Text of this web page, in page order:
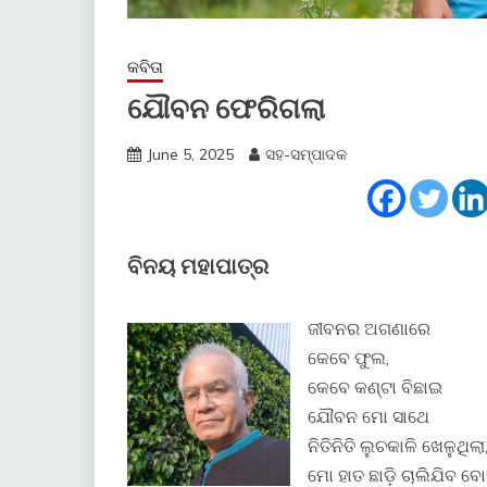
କବିତା
ଯୌବନ ଫେରିଗଲା
June 5, 2025 ସହ-ସମ୍ପାଦକ
ବିନୟ ମହାପାତ୍ର
ଜୀବନର ଅଗଣାରେ
କେବେ ଫୁଲ,
କେବେ କଣ୍ଟା ବିଛାଇ
ଯୌବନ ମୋ ସାଥେ
ନିତିନିତି ଲୁଚକାଳି ଖେଳୁଥିଲା,
ମୋ ହାତ ଛାଡ଼ି ଚାଲିଯିବ